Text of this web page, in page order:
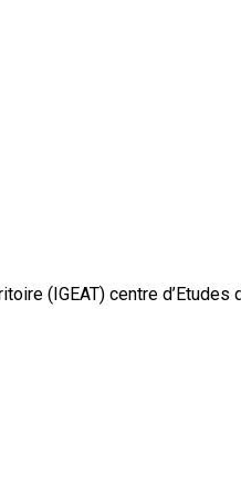
(IGEAT) centre